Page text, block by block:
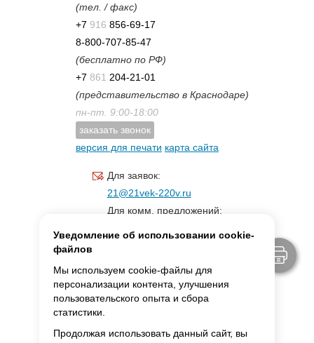
(тел. / факс)
+7 916 856-69-17
8-800-707-85-47
(бесплатно по РФ)
+7 861 204-21-01
(представительство в Краснодаре)
пн-пт. 9:00-18:00
заказать звонок
версия для печати карта сайта
Для заявок:
21@21vek-220v.ru
Для комм. предложений:
Уведомление об использовании cookie-
файлов
Мы используем cookie-файлы для
персонализации контента, улучшения
пользовательского опыта и сбора
статистики.
Продолжая использовать данный сайт, вы